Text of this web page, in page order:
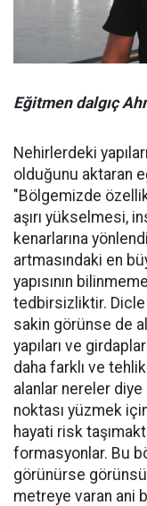
Eğitmen dalgıç
Nehirlerdeki
olduğunu aktaran
"Bölgemizde
aşırı yükselmesi,
kenarlarına
artmasındaki en
yapısının
tedbirsizliktir. Dicle
sakin görünse de
yapıları ve
daha farklı ve
alanlar nereler
noktası yüzmek
hayati risk
formasyonlar. Bu
görünürse
metreye varan ani